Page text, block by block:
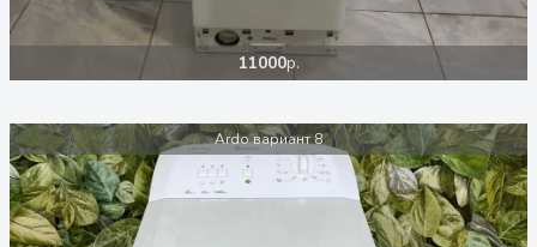
11000р.
Ardo вариант 8